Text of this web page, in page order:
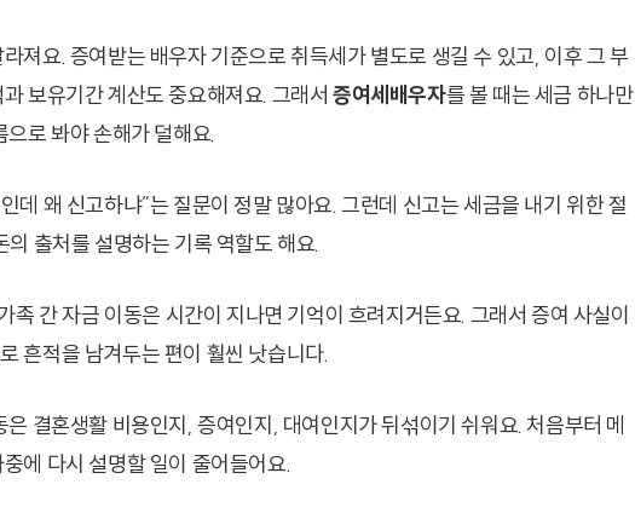
져요. 증여받는 배우자 기준으로 취득세가 별도로 생길 수 있고, 이후 그 부
보유기간 계산도 중요해져요. 그래서증여세배우자를 볼 때는 세금 하나만
로 봐야 손해가 덜해요.
데 왜 신고하냐”는 질문이 정말 많아요. 그런데 신고는 세금을 내기 위한 절
출처를 설명하는 기록 역할도 해요.
족 간 자금 이동은 시간이 지나면 기억이 흐려지거든요. 그래서 증여 사실이
흔적을 남겨두는 편이 훨씬 낫습니다.
결혼생활 비용인지, 증여인지, 대여인지가 뒤섞이기 쉬워요. 처음부터 메
에 다시 설명할 일이 줄어들어요.